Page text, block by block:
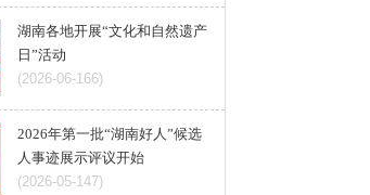
南好人”候选
开始
公交休息车 藏